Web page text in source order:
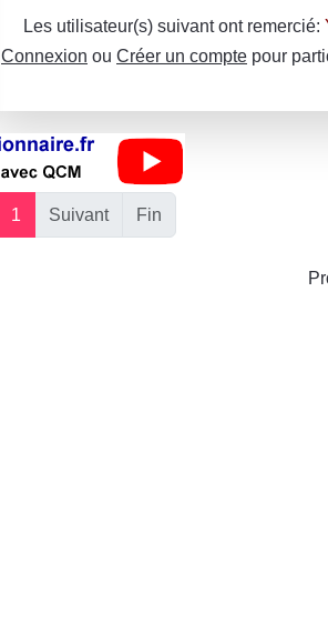
Les utilisateur(s) suivant ont remercié:
Connexion ou Créer un compte pour
1 Suivant Fin